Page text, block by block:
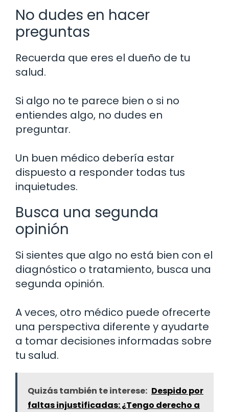
No dudes en hacer
preguntas
Recuerda que eres el dueño de tu
salud.
Si algo no te parece bien o si no
entiendes algo, no dudes en
preguntar.
Un buen médico debería estar
dispuesto a responder todas tus
inquietudes.
Busca una segunda
opinión
Si sientes que algo no está bien con el
diagnóstico o tratamiento, busca una
segunda opinión.
A veces, otro médico puede ofrecerte
una perspectiva diferente y ayudarte
a tomar decisiones informadas sobre
tu salud.
Quizás también te interese: Despido por
faltas injustificadas: ¿Tengo derecho a